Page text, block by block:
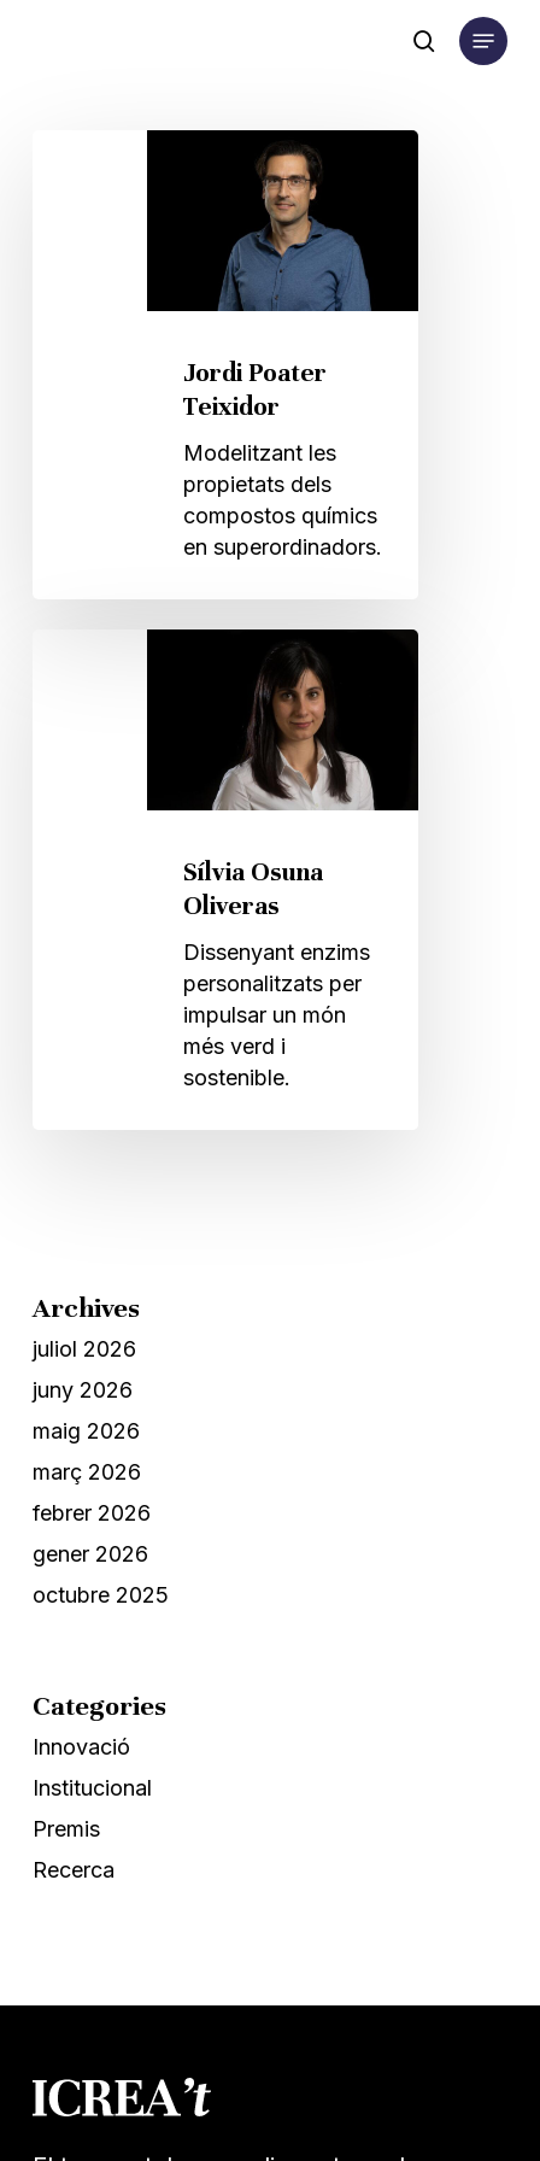
search
Menu
Jordi Poater
Teixidor
Modelitzant les
propietats dels
compostos químics
en superordinadors.
Sílvia Osuna
Oliveras
Dissenyant enzims
personalitzats per
impulsar un món
més verd i
sostenible.
Archives
juliol 2026
juny 2026
maig 2026
març 2026
febrer 2026
gener 2026
octubre 2025
Categories
Innovació
Institucional
Premis
Recerca